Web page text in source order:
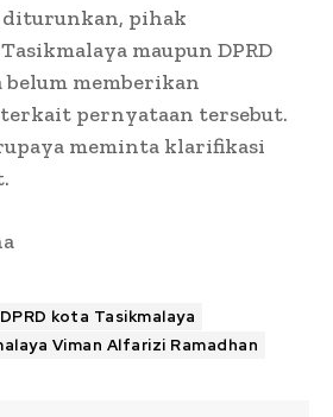
pihak
maupun DPRD
belum memberikan
pernyataan tersebut.
meminta klarifikasi
DPRD kota Tasikmalaya
Viman Alfarizi Ramadhan